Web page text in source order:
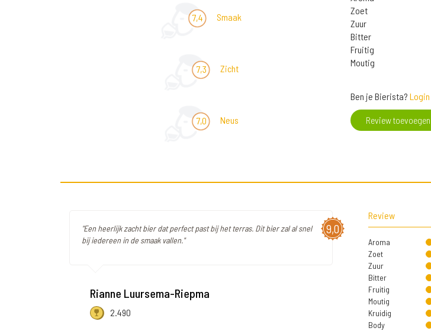
7,4 Smaak
7,3 Zicht
7,0 Neus
Zoet
Zuur
Bitter
Fruitig
Moutig
Ben je Bierista? Login
Review toevoegen
9,0
"Een heerlijk zacht bier dat perfect past bij het terras. Dit bier zal al snel
bij iedereen in de smaak vallen."
Rianne Luursema-Riepma
2.490
Review
Aroma
Zoet
Zuur
Bitter
Fruitig
Moutig
Kruidig
Body